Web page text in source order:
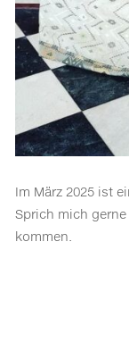
Im März 2025 ist
Sprich mich
kommen.